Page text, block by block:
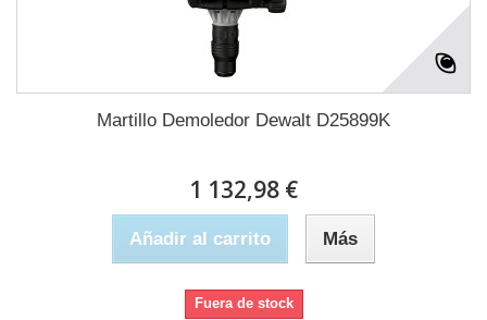
Martillo Demoledor Dewalt D25899K
1 132,98 €
Añadir al carrito Más
Fuera de stock